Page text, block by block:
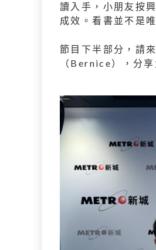
讀入手，小朋友按
成效。看書並不是
節目下半部分，請
（Bernice），分